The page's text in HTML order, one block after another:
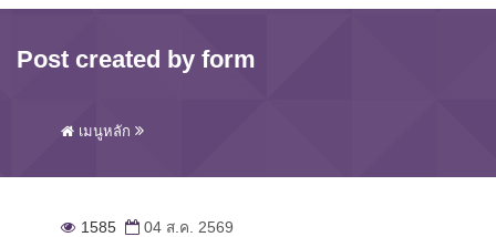
Post created by form
เมนูหลัก
1585 04 ส.ค. 2569